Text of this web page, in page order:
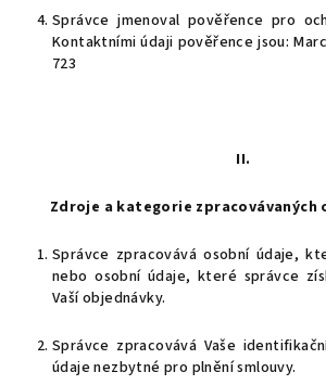
Správce jmenoval pověřence pro
Kontaktními údaji pověřence jsou:
723
II.
Zdroje a kategorie zpracovávaných
Správce zpracovává osobní údaje,
nebo osobní údaje, které správce
Vaší objednávky.
Správce zpracovává Vaše
údaje nezbytné pro plnění smlouvy.